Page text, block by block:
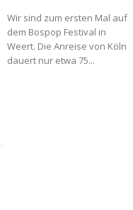
Wir sind zum ersten Mal auf
dem Bospop Festival in
Weert. Die Anreise von Köln
dauert nur etwa 75...